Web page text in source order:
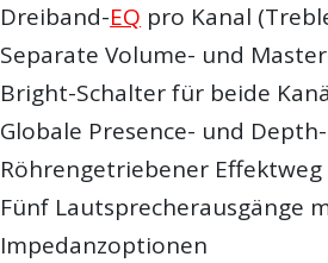
Dreiband-EQ pro Kanal
Separate Volume- und
Bright-Schalter für beide
Globale Presence- und
Röhrengetriebener Effektweg
Fünf Lautsprecherausgänge
Impedanzoptionen